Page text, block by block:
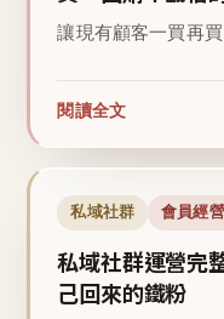
讓現有顧客一買再
閱讀全文
私域社群 會員經營
私域社群運營完
己回來的鐵粉